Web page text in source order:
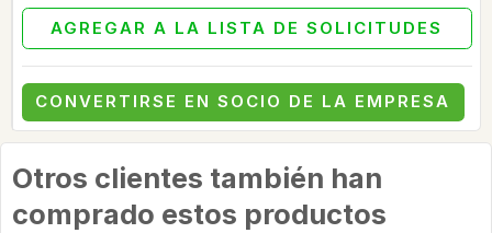
AGREGAR A LA LISTA DE SOLICITUDES
CONVERTIRSE EN SOCIO DE LA EMPRESA
Otros clientes también han
comprado estos productos